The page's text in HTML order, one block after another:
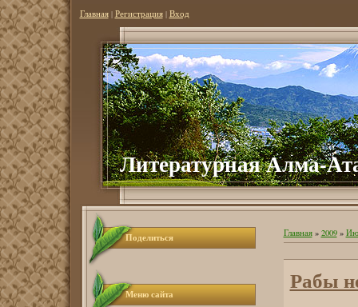
Главная| Регистрация| Вход
Литературная Алма-
Поделиться
Меню сайта
Главная» 2009 »
Рабы